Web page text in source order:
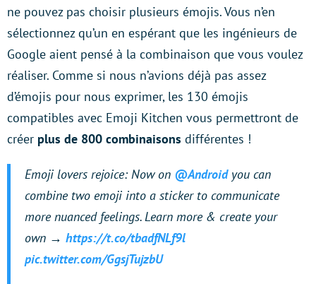
ne pouvez pas choisir plusieurs émojis. Vous n’en
sélectionnez qu’un en espérant que les ingénieurs de
Google aient pensé à la combinaison que vous voulez
réaliser. Comme si nous n’avions déjà pas assez
d’émojis pour nous exprimer, les 130 émojis
compatibles avec Emoji Kitchen vous permettront de
créer plus de 800 combinaisons différentes !
Emoji lovers rejoice: Now on @Androidyou can
combine two emoji into a sticker to communicate
more nuanced feelings. Learn more & create your
own → https://t.co/tbadfNLf9l
pic.twitter.com/GgsjTujzbU